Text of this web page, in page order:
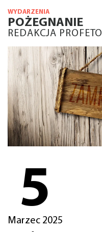
WYDARZENIA
POŻEGNANIE
REDAKCJA PROFETO
5
Marzec 2025